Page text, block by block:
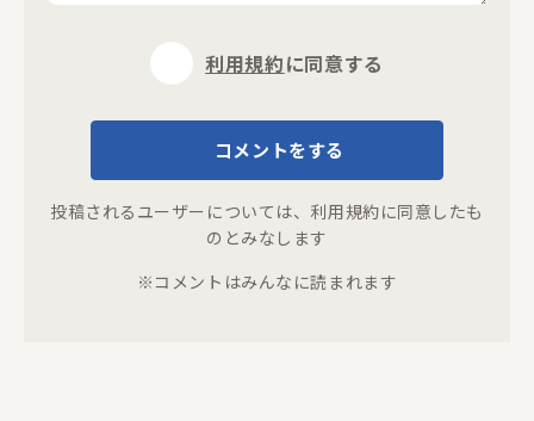
利用規約に同意する
コメントをする
投稿されるユーザーについては、 利用規約に同意したも
のとみなします
※コメントはみんなに読まれます